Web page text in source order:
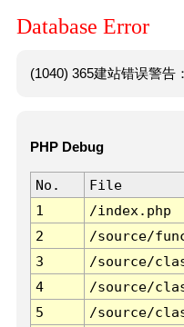
Database Error
(1040) 365建站错误警告
PHP Debug
No. File
1
/index.php
2
/source/
3
/source/
4
/source/
5
/source/